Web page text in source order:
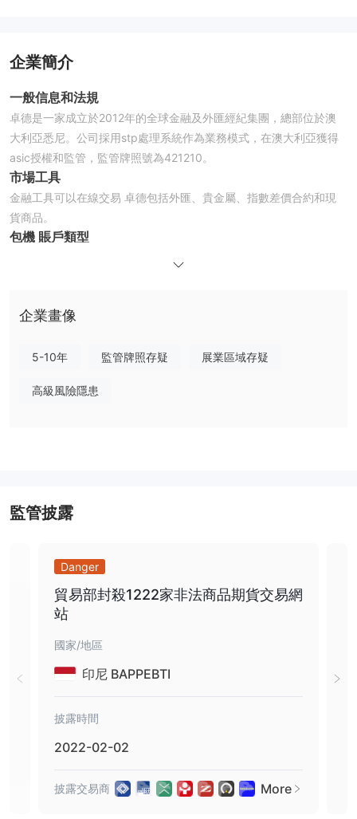
企業簡介
一般信息和法規
卓德是一家成立於2012年的全球金融及外匯經紀集團，總部位於澳
大利亞悉尼。公司採用stp處理系統作為業務模式，在澳大利亞獲得
asic授權和監管，監管牌照號為421210。
市場工具
金融工具可以在線交易 卓德包括外匯、貴金屬、指數差價合約和現
貨商品。
包機 賬戶類型
卓德槓桿作用
然允許高槓桿。對於零售交易者可用的外匯工具和主要貨幣對，該經
點差和佣金
價的白銀價差為3.6。請參閱以下交換圖表：
Charter使用的MT4交易平台具有強大的交易功能和分析能力。除了
多訂單執行外，它還使交易者能夠進行完整和靈活的交易。同時，它
還集行情圖表、技術分析、訂單交易於一體。三大功能集於一身，讓
用戶快速判斷趨勢，確定最佳進出場時機。此外，公司還提供多賬戶
量客戶訂單，大量交易可以自動分配到各自的客戶賬戶。
VPS，也稱為虛擬專用服務器，是一種每天 24 小時運行的獨立服務
或任何其他可能影響交易進度的因素而導致的回調問題。 VPS 適用
小時不間斷地訪問市場。
企業畫像
5-10年 監管牌照存疑 展業區域存疑
高級風險隱患
監管披露
Danger
貿易部封殺1222家非法商品期貨交易網
站
國家/地區
印尼 BAPPEBTI
披露時間
2022-02-02
披露交易商 More